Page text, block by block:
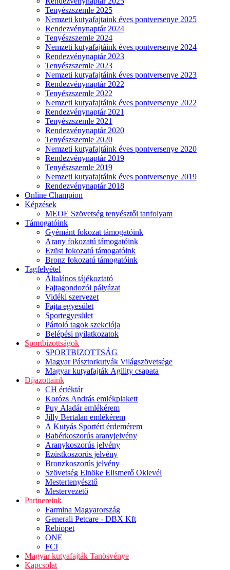
Tenyészszemle 2025
Nemzeti kutyafajtaink éves pontversenye 2025
Rendezvénynaptár 2024
Tenyészszemle 2024
Nemzeti kutyafajtáink éves pontversenye 2024
Rendezvénynaptár 2023
Tenyészszemle 2023
Nemzeti kutyafajtáink éves pontversenye 2023
Rendezvénynaptár 2022
Tenyészszemle 2022
Nemzeti kutyafajtáink éves pontversenye 2022
Rendezvénynaptár 2021
Tenyészszemle 2021
Rendezvénynaptár 2020
Tenyészszemle 2020
Nemzeti kutyafajtáink éves pontversenye 2020
Rendezvénynaptár 2019
Tenyészszemle 2019
Nemzeti kutyafajtáink éves pontversenye 2019
Rendezvénynaptár 2018
Online Champion
Képzések
MEOE Szövetség tenyésztői tanfolyam
Támogatóink
Gyémánt fokozat támogatóink
Arany fokozatú támogatóink
Ezüst fokozatú támogatóink
Bronz fokozatú támogatóink
Tagfelvétel
Általános tájékoztató
Fajtagondozói pályázat
Vidéki szervezet
Fajta egyesület
Sportegyesület
Pártoló tagok szekciója
Belépési nyilatkozatok
Sportbizottságok
SPORTBIZOTTSÁG
Magyar Pásztorkutyák Világszövetsége
Magyar kutyafajták Agility csapata
Díjazottaink
CH értéktár
Korózs András emlékplakett
Puy Aladár emlékérem
Jilly Bertalan emlékérem
A Kutyás Sportért érdemérem
Babérkoszorús aranyjelvény
Aranykoszorús jelvény
Ezüstkoszorús jelvény
Bronzkoszorús jelvény
Szövetség Elnöke Elismerő Oklevél
Mestertenyésztő
Mestervezető
Partnereink
Farmina Magyarország
Generali Petcare - DBX Kft
Rebiopet
ONE
FCI
Magyar kutyafajták Tanösvénye
Kapcsolat